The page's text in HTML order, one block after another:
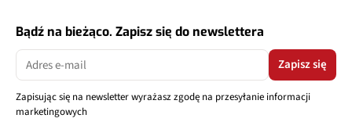
Bądź na bieżąco. Zapisz się do newslettera
Zapisz się
Zapisując się na newsletter wyrażasz zgodę na przesyłanie informacji
marketingowych